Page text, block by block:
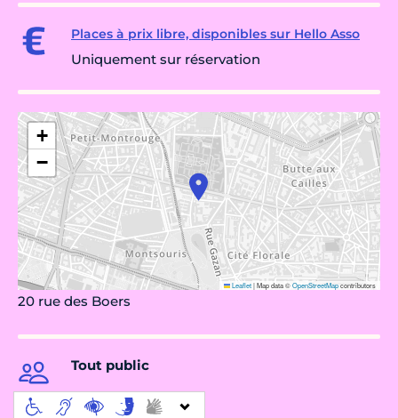
Places à prix libre, disponibles sur Hello Asso
Uniquement sur réservation
+
−
Leaflet|Map data ©OpenStreetMapcontributors
20 rue des Boers
Tout public